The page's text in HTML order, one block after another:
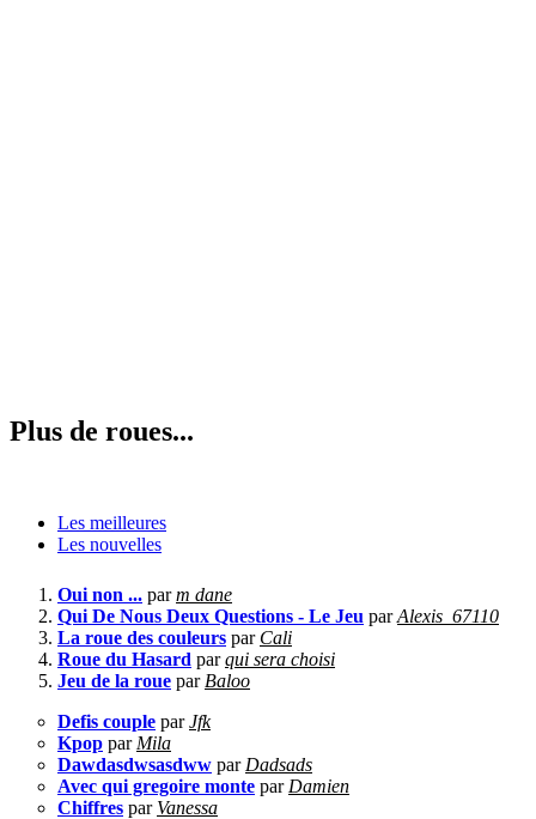
Plus de roues...
Les meilleures
Les nouvelles
Oui non ... parm dane
Qui De Nous Deux Questions - Le Jeu parAlexis_67110
La roue des couleurs par Cali
Roue du Hasard parqui sera choisi
Jeu de la roue par Baloo
Defis couple parJfk
Kpop par Mila
Dawdasdwsasdww par Dadsads
Avec qui gregoire monte par Damien
Chiffres par Vanessa